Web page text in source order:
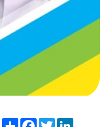
Share Facebook
Twitter